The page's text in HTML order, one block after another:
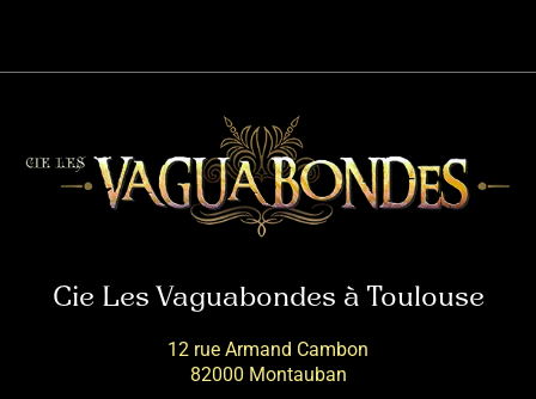
Cie Les Vaguabondes à Toulouse
12 rue Armand Cambon
82000 Montauban